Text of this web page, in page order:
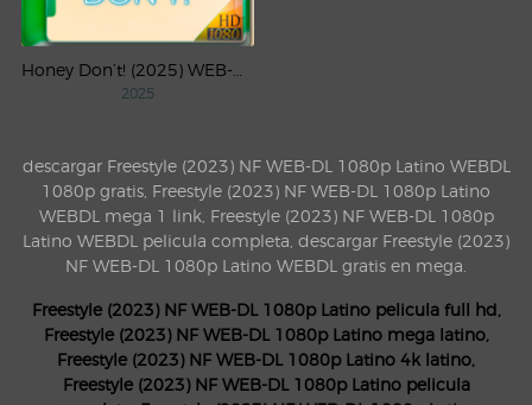
2025
descargar Freestyle (2023) NF WEB-DL 1080p Latino WEBDL
1080p gratis, Freestyle (2023) NF WEB-DL 1080p Latino
WEBDL mega 1 link, Freestyle (2023) NF WEB-DL 1080p
Latino WEBDL pelicula completa, descargar Freestyle (2023)
NF WEB-DL 1080p Latino WEBDL gratis en mega.
Freestyle (2023) NF WEB-DL 1080p Latino pelicula full hd,
Freestyle (2023) NF WEB-DL 1080p Latino mega latino,
Freestyle (2023) NF WEB-DL 1080p Latino 4k latino,
Freestyle (2023) NF WEB-DL 1080p Latino pelicula